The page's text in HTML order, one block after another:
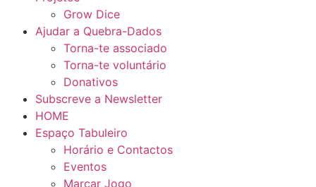
Grow Dice
Ajudar a Quebra-Dados
Torna-te associado
Torna-te voluntário
Donativos
Subscreve a Newsletter
HOME
Espaço Tabuleiro
Horário e Contactos
Eventos
Marcar Jogo